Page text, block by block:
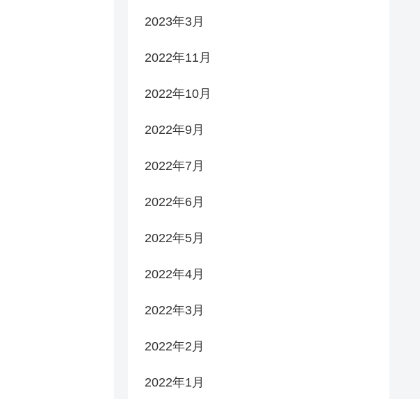
2023年3月
2022年11月
2022年10月
2022年9月
2022年7月
2022年6月
2022年5月
2022年4月
2022年3月
2022年2月
2022年1月